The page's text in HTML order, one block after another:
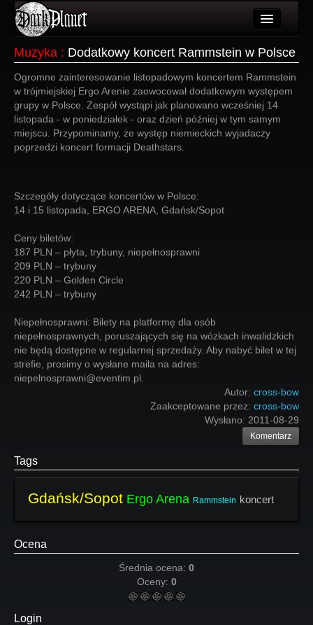
Wydarzenia
Galeria
Forum
Login
Muzyka : Dodatkowy koncert Rammstein w Polsce
Ogromne zainteresowanie listopadowym koncertem Rammstein
w trójmiejskiej Ergo Arenie zaowocował dodatkowym występem
grupy w Polsce. Zespół wystąpi jak planowano wcześniej 14
listopada - w poniedziałek - oraz dzień później w tym samym
miejscu. Przypominamy, że występ niemieckich wyjadaczy
poprzedzi koncert formacji Deathstars.
Szczegóły dotyczące koncertów w Polsce:
14 i 15 listopada, ERGO ARENA, Gdańsk/Sopot
Ceny biletów:
187 PLN – płyta, trybuny, niepełnosprawni
209 PLN – trybuny
220 PLN – Golden Circle
242 PLN – trybuny
Niepełnosprawni: Bilety na platformę dla osób
niepełnosprawnych, poruszających się na wózkach inwalidzkich
nie będą dostępne w regularnej sprzedaży. Aby nabyć bilet w tej
strefie, prosimy o wysłane maila na adres:
niepelnosprawni@eventim.pl.
Autor: cross-bow
Zaakceptowane przez: cross-bow
Wysłano: 2011-08-29
Komentarz
Tags
Gdańsk/Sopot Ergo Arena Rammstein koncert
Ocena
Średnia ocena: 0
Oceny: 0
Login